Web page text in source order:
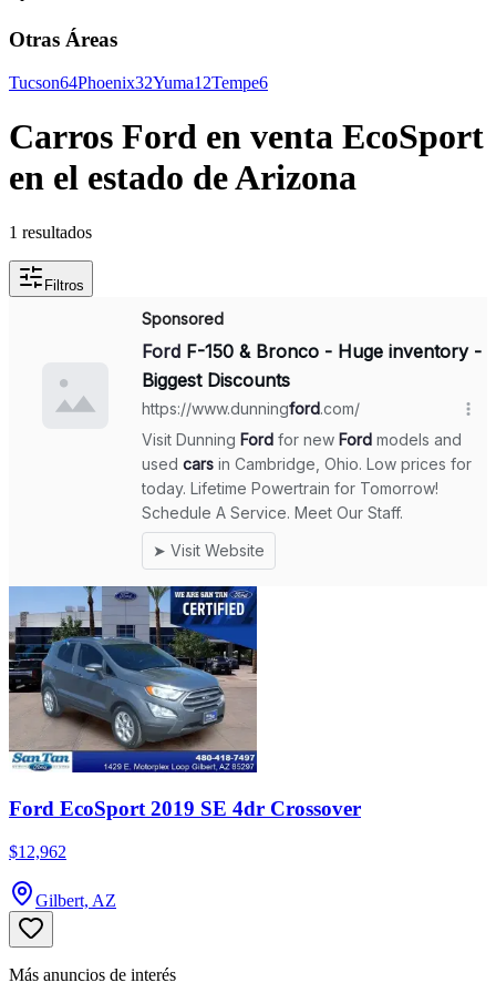
Otras Áreas
Tucson64Phoenix32Yuma12Tempe6
Carros Ford en venta EcoSport
en el estado de Arizona
1 resultados
Filtros
Ford EcoSport 2019 SE 4dr Crossover
$12,962
Gilbert, AZ
Más anuncios de interés